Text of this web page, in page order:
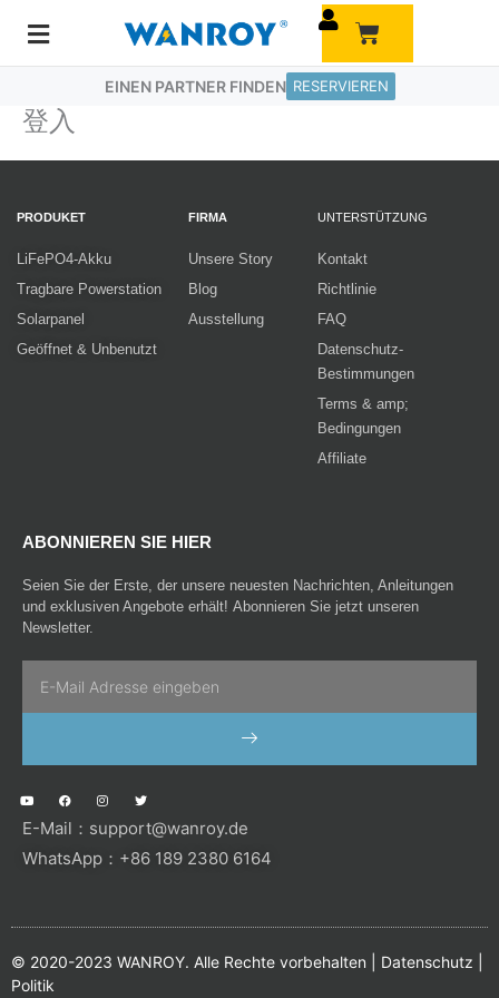
Inhalt
Warenkorb
EINEN PARTNER FINDEN RESERVIEREN
登入
PRODUKET
LiFePO4-Akku
Tragbare Powerstation
Solarpanel
Geöffnet & Unbenutzt
FIRMA
Unsere Story
Blog
Ausstellung
UNTERSTÜTZUNG
Kontakt
Richtlinie
FAQ
Datenschutz-
Bestimmungen
Terms & amp;
Bedingungen
Affiliate
ABONNIEREN SIE HIER
Seien Sie der Erste, der unsere neuesten Nachrichten, Anleitungen
und exklusiven Angebote erhält! Abonnieren Sie jetzt unseren
Newsletter.
SENDEN
Y
o
t
b
e
F
a
e
o
o
I
n
t
g
r
T
w
t
e
r
E-Mail： support@wanroy.de
WhatsApp：+86 189 2380 6164
© 2020-2023 WANROY. Alle Rechte vorbehalten | Datenschutz
Politik